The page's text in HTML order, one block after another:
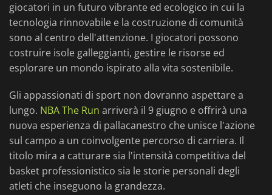
giocatori in un futuro vibrante ed ecologico in cui la
tecnologia rinnovabile e la costruzione di comunità
sono al centro dell'attenzione. I giocatori possono
costruire isole galleggianti, gestire le risorse ed
esplorare un mondo ispirato alla vita sostenibile.
Gli appassionati di sport non dovranno aspettare a
lungo. NBA The Run arriverà il 9 giugno e offrirà una
nuova esperienza di pallacanestro che unisce l'azione
sul campo a un coinvolgente percorso di carriera. Il
titolo mira a catturare sia l'intensità competitiva del
basket professionistico sia le storie personali degli
atleti che inseguono la grandezza.